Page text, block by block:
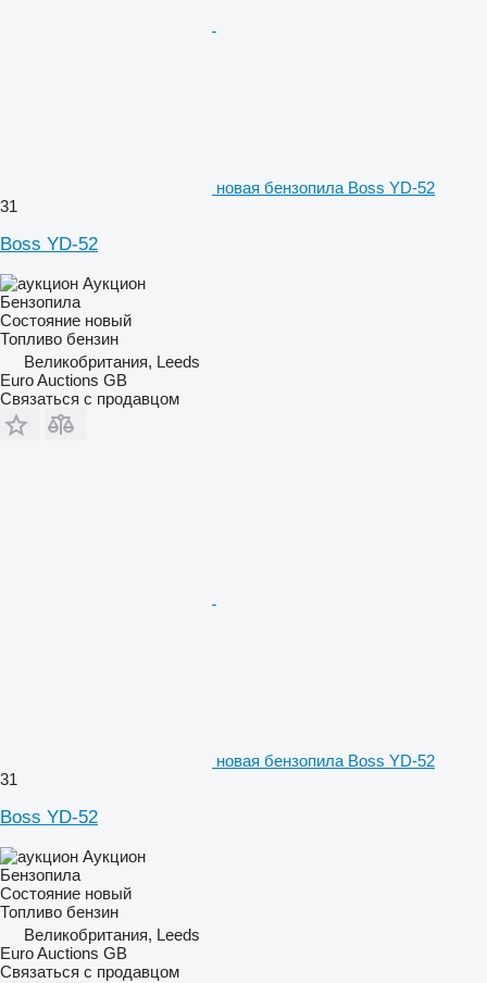
новая бензопила Boss YD-52
31
Boss YD-52
Аукцион
Бензопила
Состояние новый
Топливо бензин
Великобритания, Leeds
Euro Auctions GB
Связаться с продавцом
новая бензопила Boss YD-52
31
Boss YD-52
Аукцион
Бензопила
Состояние новый
Топливо бензин
Великобритания, Leeds
Euro Auctions GB
Связаться с продавцом